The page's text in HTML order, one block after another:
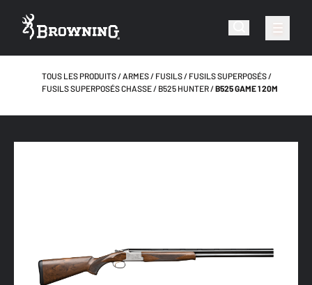
TOUS LES PRODUITS ARMES FUSILS
FUSILS SUPERPOSÉS
FUSILS SUPERPOSÉS CHASSE
B525 HUNTER B525 GAME 1 20M